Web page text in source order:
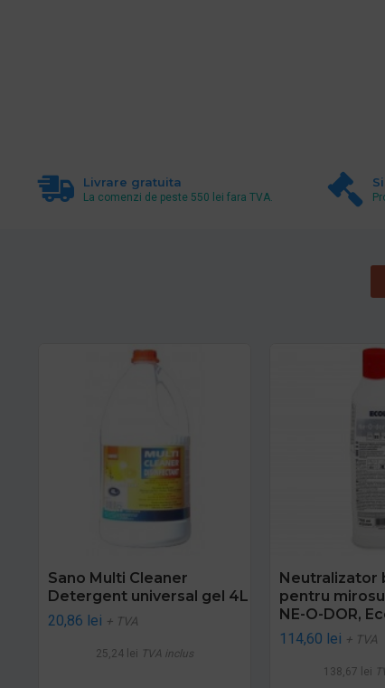
Livrare gratuita
La comenzi de peste 550 lei fara TVA.
Sano Multi Cleaner
Detergent universal gel 4L
20,86 lei + TVA
25,24 lei TVA inclus
Neutralizator
pentru
NE-O-DOR,
114,60 lei + TVA
138,67 lei